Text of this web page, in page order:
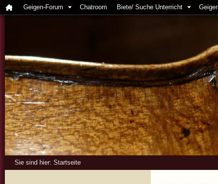
Geigen-Forum Chatroom Biete/ Suche Unterricht
Sie sind hier: Startseite